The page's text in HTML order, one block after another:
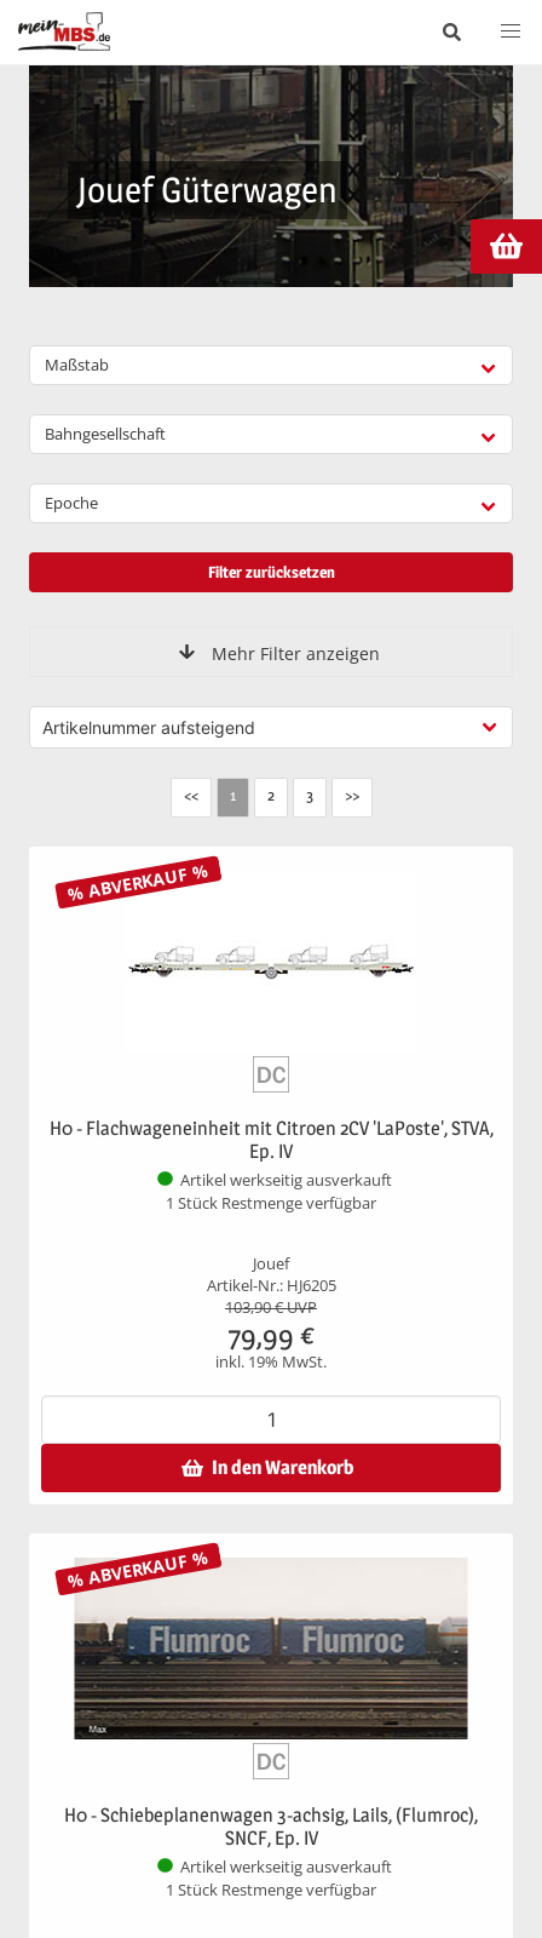
Jouef Güterwagen
Maßstab
Bahngesellschaft
Epoche
Filter zurücksetzen
Mehr Filter anzeigen
<< 1 2 3 >>
% ABVERKAUF %
H0 - Flachwageneinheit mit Citroen 2CV 'LaPoste', STVA,
Ep. IV
Artikel werkseitig ausverkauft
1 Stück Restmenge verfügbar
Jouef
Artikel-Nr.: HJ6205
103,90€ UVP
79,99 €
inkl. 19% MwSt.
In den Warenkorb
% ABVERKAUF %
H0 - Schiebeplanenwagen 3-achsig, Lails, (Flumroc),
SNCF, Ep. IV
Artikel werkseitig ausverkauft
1 Stück Restmenge verfügbar